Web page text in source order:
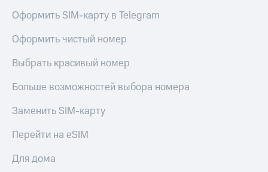
Оформить SIM-карту в Telegram
Оформить чистый номер
Выбрать красивый номер
Больше возможностей выбора номера
Заменить SIM-карту
Перейти на eSIM
Для дома